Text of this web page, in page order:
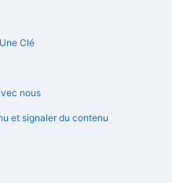
Clé
nous
et signaler du contenu